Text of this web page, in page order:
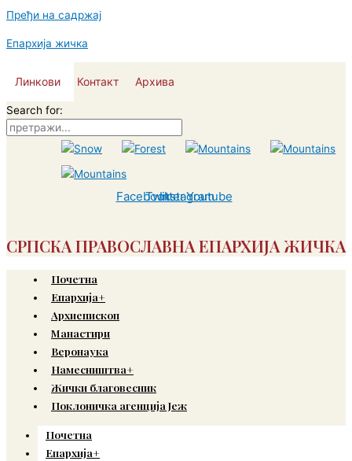
Пређи на садржај
Епархија жичка
Линкови Контакт Архива
Search for:
Facebook
Twitter
Instagram
Youtube
СРПСКА ПРАВОСЛАВНА ЕПАРХИЈА ЖИЧКА
Почетна
Епархија+
Архиепископ
Манастири
Веронаука
Намесништва+
Жички благовесник
Поклоничка агенција Јеж
Почетна
Епархија+